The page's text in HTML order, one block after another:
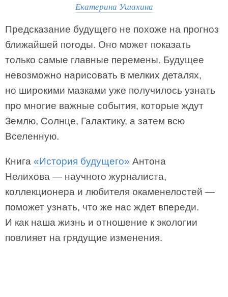
Екатерина Ушахина
Предсказание будущего не похоже на прогноз
ближайшей погоды. Оно может показать
только самые главные перемены. Будущее
невозможно нарисовать в мелких деталях,
но широкими мазками уже получилось узнать
про многие важные события, которые ждут
Землю, Солнце, Галактику, а затем всю
Вселенную.
Книга «История будущего» Антона
Нелихова — научного журналиста,
коллекционера и любителя окаменелостей —
поможет узнать, что же нас ждет впереди.
И как наша жизнь и отношение к экологии
повлияет на грядущие изменения.